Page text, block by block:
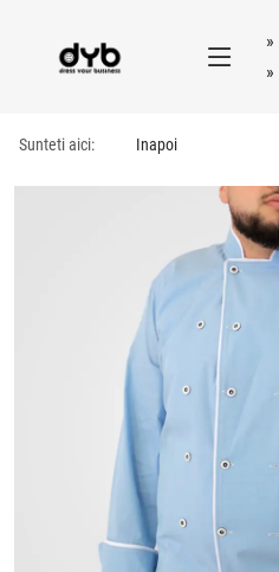
Sunteti aici: Inapoi